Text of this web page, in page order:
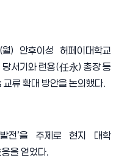
) 안후이성 허페이대학교
서기와 런용(任永) 총장 등
류 확대 방안을 논의했다.
전’을 주제로 현지 대학
을 얻었다.